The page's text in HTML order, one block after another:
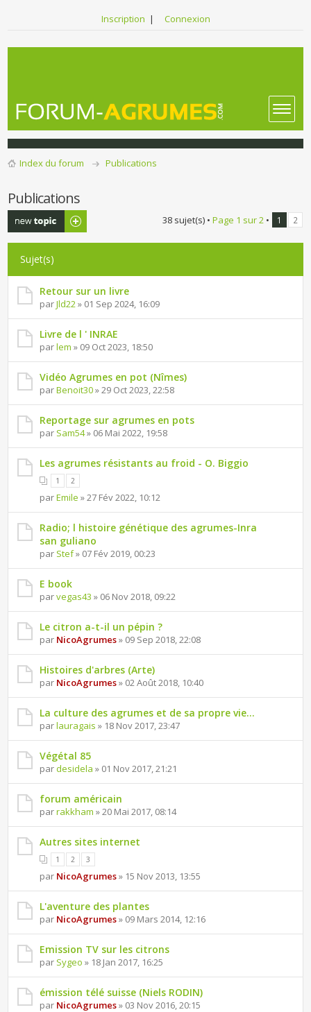
Inscription | Connexion
Index du forum Publications
Publications
Publier un
nouveau sujet
38 sujet(s) • Page 1 sur2• 1 2
Sujet(s)
Retour sur un livre
parJld22» 01 Sep 2024, 16:09
Livre de l ' INRAE
parlem » 09 Oct 2023, 18:50
Vidéo Agrumes en pot (Nîmes)
parBenoit30» 29 Oct 2023, 22:58
Reportage sur agrumes en pots
par Sam54» 06 Mai 2022, 19:58
Les agrumes résistants au froid - O. Biggio
1 2
parEmile » 27 Fév 2022, 10:12
Radio; l histoire génétique des agrumes-Inra
san guliano
par Stef» 07 Fév 2019, 00:23
E book
parvegas43 » 06 Nov 2018, 09:22
Le citron a-t-il un pépin ?
par NicoAgrumes» 09 Sep 2018, 22:08
Histoires d'arbres (Arte)
par NicoAgrumes» 02 Août 2018, 10:40
La culture des agrumes et de sa propre vie...
parlauragais » 18 Nov 2017, 23:47
Végétal 85
pardesidela » 01 Nov 2017, 21:21
forum américain
parrakkham » 20 Mai 2017, 08:14
Autres sites internet
1 2 3
par NicoAgrumes» 15 Nov 2013, 13:55
L'aventure des plantes
par NicoAgrumes» 09 Mars 2014, 12:16
Emission TV sur les citrons
par Sygeo » 18 Jan 2017, 16:25
émission télé suisse (Niels RODIN)
par NicoAgrumes» 03 Nov 2016, 20:15